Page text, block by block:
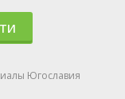
Югославия